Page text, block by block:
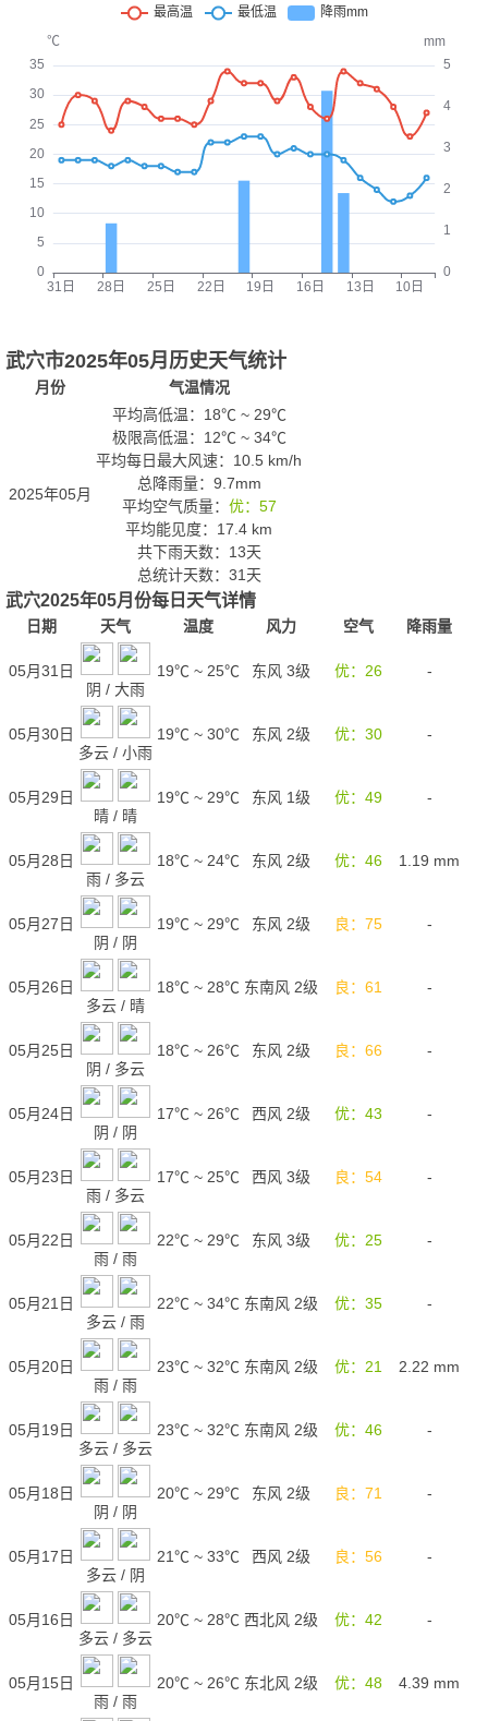
武穴市2025年05月历史天气统计
月份 气温情况
2025年05月
平均高低温： 18℃ ~ 29℃
极限高低温： 12℃ ~ 34℃
平均每日最大风速：10.5 km/h
总降雨量：9.7mm
平均空气质量： 优：57
平均能见度：17.4 km
共下雨天数：13天
总统计天数：31天
武穴2025年05月份每日天气详情
日期 天气 温度 风力 空气 降雨量
05月31日
阴 / 大雨
19℃ ~ 25℃ 东风 3级 优：26 -
05月30日
多云 / 小雨
19℃ ~ 30℃ 东风 2级 优：30 -
05月29日
晴 / 晴
19℃ ~ 29℃ 东风 1级 优：49 -
05月28日
雨 / 多云
18℃ ~ 24℃ 东风 2级 优：46 1.19 mm
05月27日
阴 / 阴
19℃ ~ 29℃ 东风 2级 良：75 -
05月26日
多云 / 晴
18℃ ~ 28℃ 东南风 2级 良：61 -
05月25日
阴 / 多云
18℃ ~ 26℃ 东风 2级 良：66 -
05月24日
阴 / 阴
17℃ ~ 26℃ 西风 2级 优：43 -
05月23日
雨 / 多云
17℃ ~ 25℃ 西风 3级 良：54 -
05月22日
雨 / 雨
22℃ ~ 29℃ 东风 3级 优：25 -
05月21日
多云 / 雨
22℃ ~ 34℃ 东南风 2级 优：35 -
05月20日
雨 / 雨
23℃ ~ 32℃ 东南风 2级 优：21 2.22 mm
05月19日
多云 / 多云
23℃ ~ 32℃ 东南风 2级 优：46 -
05月18日
阴 / 阴
20℃ ~ 29℃ 东风 2级 良：71 -
05月17日
多云 / 阴
21℃ ~ 33℃ 西风 2级 良：56 -
05月16日
多云 / 多云
20℃ ~ 28℃ 西北风 2级 优：42 -
05月15日
雨 / 雨
20℃ ~ 26℃ 东北风 2级 优：48 4.39 mm